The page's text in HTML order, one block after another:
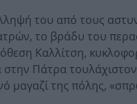
του από τους
το βράδυ του
Καλλίτση,
Πάτρα
μαγαζί της πόλης,